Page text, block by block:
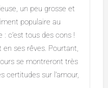
un peu grosse et
populaire au
: c’est tous des cons !
ses rêves. Pourtant,
se montreront très
certitudes sur l’amour,